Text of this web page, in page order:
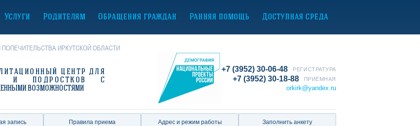
Услуги Родителям Обращения граждан Ранняя помощь Доступная среда
ИРКУТСКОЙ ОБЛАСТИ
ЦЕНТР ДЛЯ
И ПОДРОСТКОВ С
ВОЗМОЖНОСТЯМИ
+7 (3952) 30-06-48 РЕГИСТРАТУРА
+7 (3952) 30-18-88 ПРИЁМНАЯ
orkirk@yandex.ru
запись Правила приема Адрес и режим работы Заполнить анкету